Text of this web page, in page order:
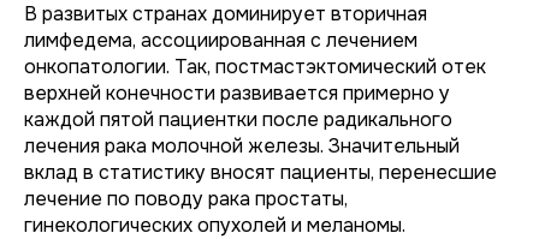
В развитых странах доминирует вторичная
лимфедема, ассоциированная с лечением
онкопатологии. Так, постмастэктомический отек
верхней конечности развивается примерно у
каждой пятой пациентки после радикального
лечения рака молочной железы. Значительный
вклад в статистику вносят пациенты, перенесшие
лечение по поводу рака простаты,
гинекологических опухолей и меланомы.